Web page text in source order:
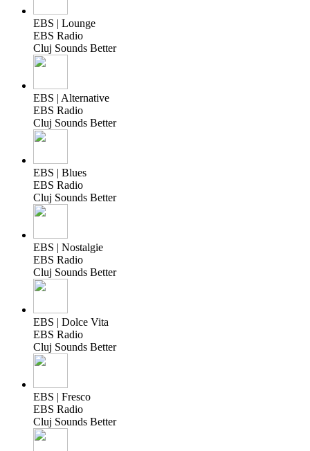
EBS | Lounge
EBS Radio
Cluj Sounds Better
EBS | Alternative
EBS Radio
Cluj Sounds Better
EBS | Blues
EBS Radio
Cluj Sounds Better
EBS | Nostalgie
EBS Radio
Cluj Sounds Better
EBS | Dolce Vita
EBS Radio
Cluj Sounds Better
EBS | Fresco
EBS Radio
Cluj Sounds Better